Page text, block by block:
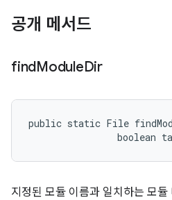
공개 메서드
findModuleDir
public static File
boolean
지정된 모듈 이름과 일치하는 모